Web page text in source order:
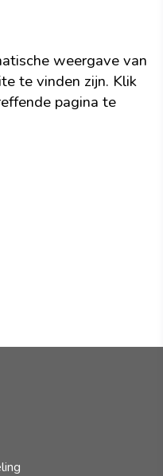
weergave van
te vinden zijn. Klik
pagina te